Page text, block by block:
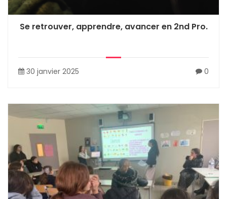
Se retrouver, apprendre, avancer en 2nd Pro.
30 janvier 2025 0